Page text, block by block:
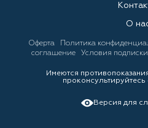
О
Оферта Политика
соглашение
Условия подписки
Имеются
проконсультируйтесь
Версия для